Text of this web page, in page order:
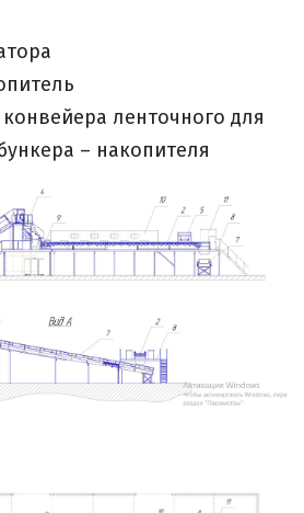
ленточного для
бункера – накопителя